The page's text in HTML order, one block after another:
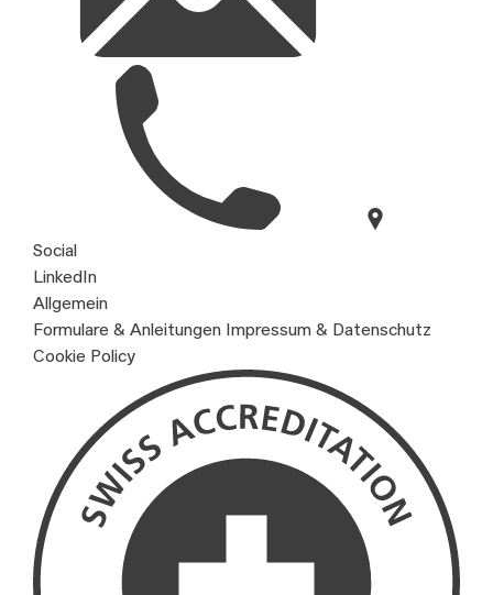
Social
LinkedIn
Allgemein
Formulare & Anleitungen Impressum & Datenschutz
Cookie Policy